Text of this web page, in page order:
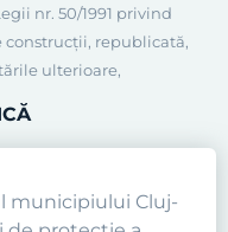
nr. 50/1991 privind
republicată,
ulterioare,
municipiului Cluj-